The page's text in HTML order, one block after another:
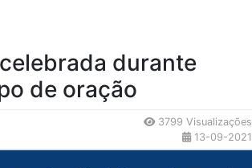
durante
de oração
3799 Visualizações
13-09-2021